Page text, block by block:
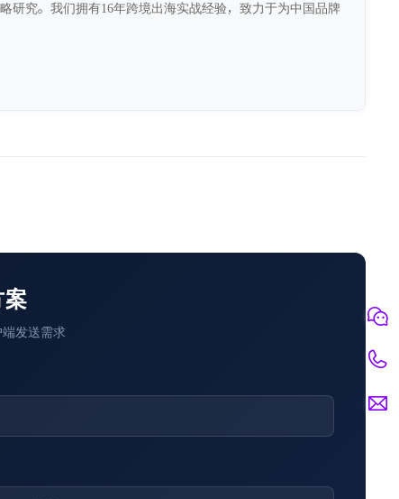
研究。我们拥有16年跨境出海实战经验，致力于为中国品牌
案
发送需求